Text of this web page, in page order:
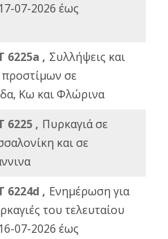
07-2026 έως
6225a , Συλλήψεις και
προστίμων σε
Κω και Φλώρινα
6225 , Πυρκαγιά σε
και σε
6224d , Ενημέρωση για
του τελευταίου
07-2026 έως